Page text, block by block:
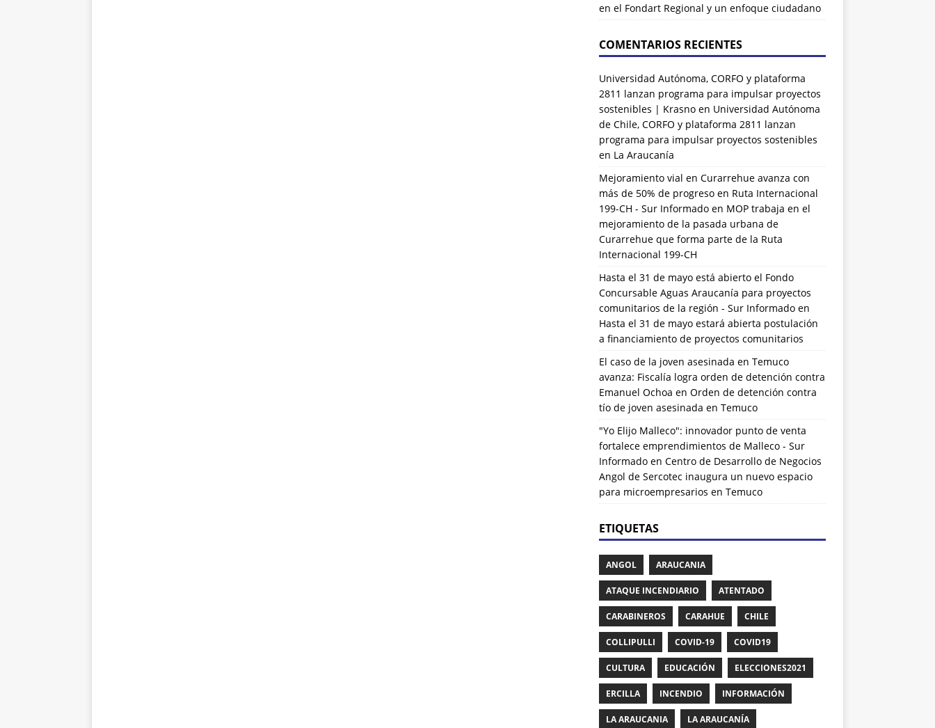
en el Fondart Regional y un enfoque ciudadano
COMENTARIOS RECIENTES
Universidad Autónoma, CORFO y plataforma
2811 lanzan programa para impulsar proyectos
sostenibles | Krasnoen Universidad Autónoma
de Chile, CORFO y plataforma 2811 lanzan
programa para impulsar proyectos sostenibles
en La Araucanía
Mejoramiento vial en Curarrehue avanza con
más de 50% de progreso en Ruta Internacional
199-CH - Sur Informadoen MOP trabaja en el
mejoramiento de la pasada urbana de
Curarrehue que forma parte de la Ruta
Internacional 199-CH
Hasta el 31 de mayo está abierto el Fondo
Concursable Aguas Araucanía para proyectos
comunitarios de la región - Sur Informadoen
Hasta el 31 de mayo estará abierta postulación
a financiamiento de proyectos comunitarios
El caso de la joven asesinada en Temuco
avanza: Fiscalía logra orden de detención contra
Emanuel Ochoa en Orden de detención contra
tío de joven asesinada en Temuco
"Yo Elijo Malleco": innovador punto de venta
fortalece emprendimientos de Malleco - Sur
Informadoen Centro de Desarrollo de Negocios
Angol de Sercotec inaugura un nuevo espacio
para microempresarios en Temuco
ETIQUETAS
ANGOL ARAUCANIA
ATAQUE INCENDIARIO ATENTADO
CARABINEROS CARAHUE CHILE
COLLIPULLI COVID-19 COVID19
CULTURA EDUCACIÓN ELECCIONES2021
ERCILLA INCENDIO INFORMACIÓN
LA ARAUCANIA LA ARAUCANÍA